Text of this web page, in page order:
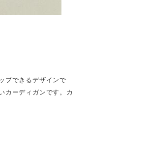
プできるデザインで
カーディガンです。カ